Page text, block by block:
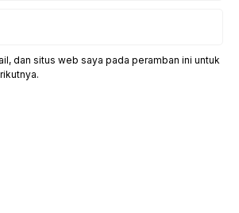
dan situs web saya pada peramban ini untuk